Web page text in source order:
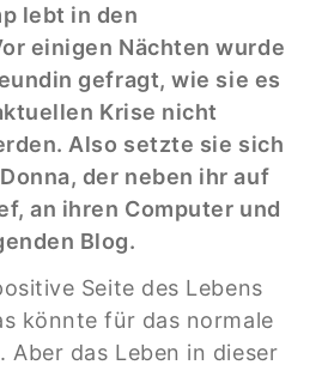
lebt in den
einigen Nächten wurde
gefragt, wie sie es
Krise nicht
Also setzte sie sich
der neben ihr auf
an ihren Computer und
Blog.
Seite des Lebens
könnte für das normale
Aber das Leben in dieser